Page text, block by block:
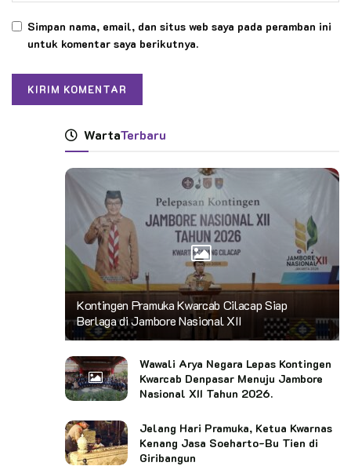
Simpan nama, email, dan situs web saya pada peramban ini
untuk komentar saya berikutnya.
WartaTerbaru
Kontingen Pramuka Kwarcab Cilacap Siap
Berlaga di Jambore Nasional XII
Wawali Arya Negara Lepas Kontingen
Kwarcab Denpasar Menuju Jambore
Nasional XII Tahun 2026.
Jelang Hari Pramuka, Ketua Kwarnas
Kenang Jasa Soeharto-Bu Tien di
Giribangun